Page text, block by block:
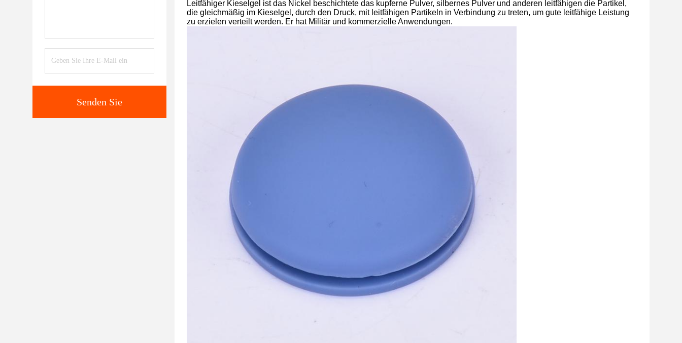
Senden Sie
Leitfähiger Kieselgel ist das Nickel beschichtete das kupferne Pulver, silbernes Pulver und anderen leitfähigen die Partikel,
die gleichmäßig im Kieselgel, durch den Druck, mit leitfähigen Partikeln in Verbindung zu treten, um gute leitfähige Leistung
zu erzielen verteilt werden. Er hat Militär und kommerzielle Anwendungen.